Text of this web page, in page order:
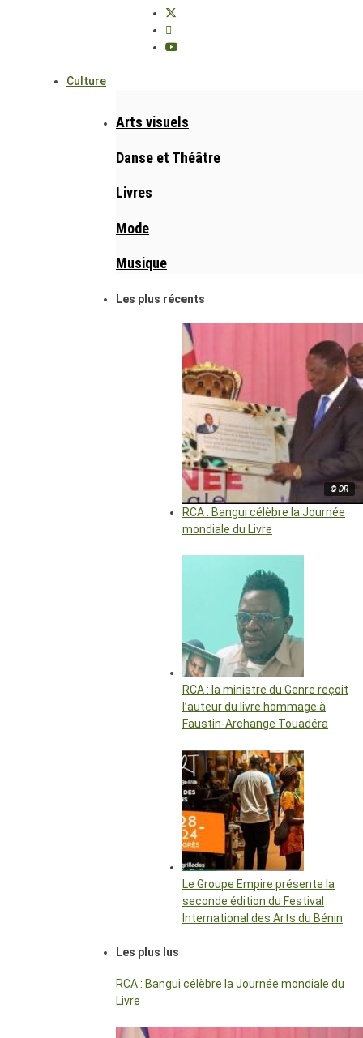
Culture
Arts visuels
Danse et Théâtre
Livres
Mode
Musique
Les plus récents
© DR
RCA : Bangui célèbre la Journée
mondiale du Livre
RCA : la ministre du Genre reçoit
l’auteur du livre hommage à
Faustin-Archange Touadéra
Le Groupe Empire présente la
seconde édition du Festival
International des Arts du Bénin
Les plus lus
RCA : Bangui célèbre la Journée mondiale du
Livre